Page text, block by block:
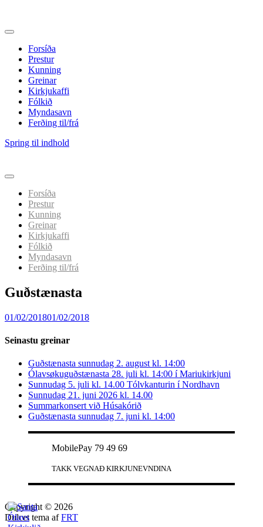
Forsíða
Prestur
Kunning
Greinar
Kirkjukaffi
Fólkið
Myndasavn
Ferðing til/frá
Spring til indhold
Forsíða
Prestur
Kunning
Greinar
Kirkjukaffi
Fólkið
Myndasavn
Ferðing til/frá
Guðstænasta
01/02/201801/02/2018
Seinastu greinar
Guðstænasta sunnudag 2. august kl. 14:00
Ólavsøkuguðstænasta 28. juli kl. 14:00 í Mariukirkjuni
Sunnudag 5. juli kl. 14.00 Tólvkanturin í Nordhavn
Sunnudag 21. juni 2026 kl. 14.00
Summarkonsert við Húsakórið
Guðstænasta sunnudag 7. juni kl. 14:00
MobilePay 79 49 69
TAKK VEGNAÐ KIRKJUNEVNDINA
Copyright © 2026
Dulcet tema afFRT